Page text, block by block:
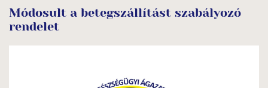
Módosult a betegszállítást szabályozó
rendelet